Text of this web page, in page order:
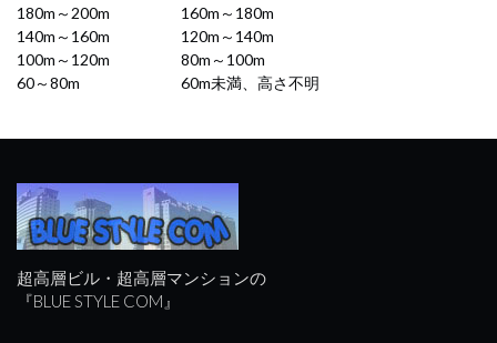
180m～200m
160m～180m
140m～160m
120m～140m
100m～120m
80m～100m
60～80m
60m未満、高さ不明
超高層ビル・超高層マンションの
『BLUE STYLE COM』